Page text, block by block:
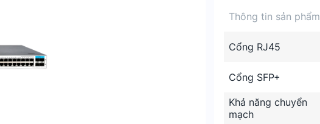
Thông tin sản phẩm
Cổng RJ45
Cổng SFP+
Khả năng chuyển
mạch